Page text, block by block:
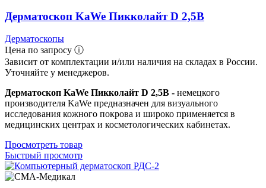
Дерматоскоп KaWe Пикколайт D 2,5B
Дерматоскопы
Цена по запросу ⓘ
Зависит от комплектации и/или наличия на складах в России.
Уточняйте у менеджеров.
Дерматоскоп KaWe Пикколайт D 2,5B - немецкого
производителя KaWe предназначен для визуального
исследования кожного покрова и широко применяется в
медицинских центрах и косметологических кабинетах.
Просмотреть товар
Быстрый просмотр